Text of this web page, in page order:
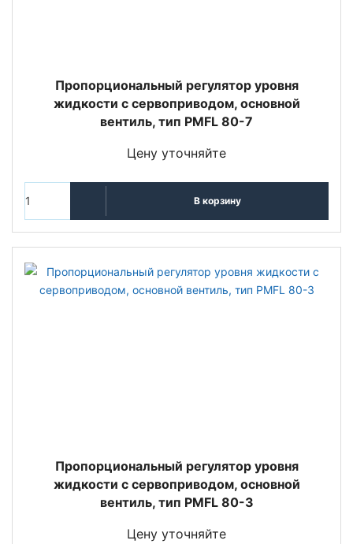
Пропорциональный регулятор уровня
жидкости с сервоприводом, основной
вентиль, тип PMFL 80-7
Цену уточняйте
В корзину
Пропорциональный регулятор уровня
жидкости с сервоприводом, основной
вентиль, тип PMFL 80-3
Цену уточняйте